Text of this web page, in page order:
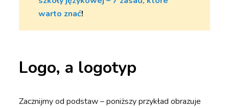
warto znać!
Logo, a logotyp
Zacznijmy od podstaw – poniższy przykład obrazuje